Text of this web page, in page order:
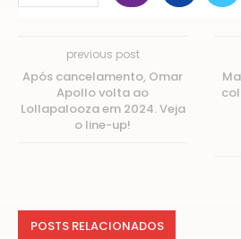
previous post
Após cancelamento, Omar
Apollo volta ao
Lollapalooza em 2024. Veja
o line-up!
POSTS RELACIONADOS